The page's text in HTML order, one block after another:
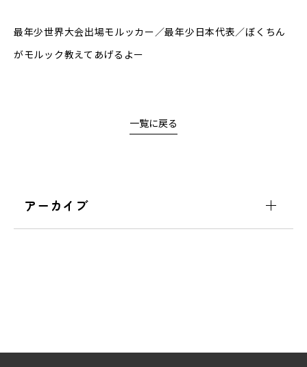
最年少世界大会出場モルッカー／最年少日本代表／ぼくちん
がモルック教えてあげるよー
一覧に戻る
アーカイブ